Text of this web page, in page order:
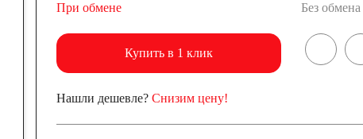
При обмене Без обмена
Купить в 1 клик
Нашли дешевле? Снизим цену!